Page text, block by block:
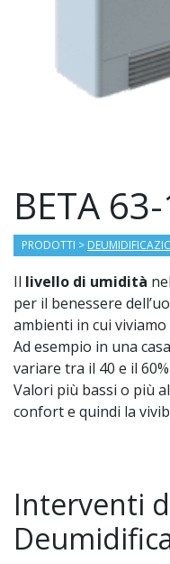
BETA
PRODOTTI >
Il livello di umidità
per il benessere
ambienti in cui viviamo
Ad esempio in una
variare tra il 40 e il
Valori più bassi o più
confort e quindi la
Interventi